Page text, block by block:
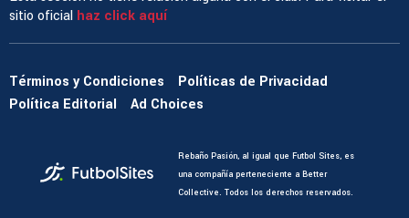
sitio oficial haz click aquí
Términos y Condiciones
Políticas de Privacidad
Política Editorial
Ad Choices
Rebaño Pasión, al igual que Futbol Sites, es
una compañía perteneciente a Better
Collective. Todos los derechos reservados.